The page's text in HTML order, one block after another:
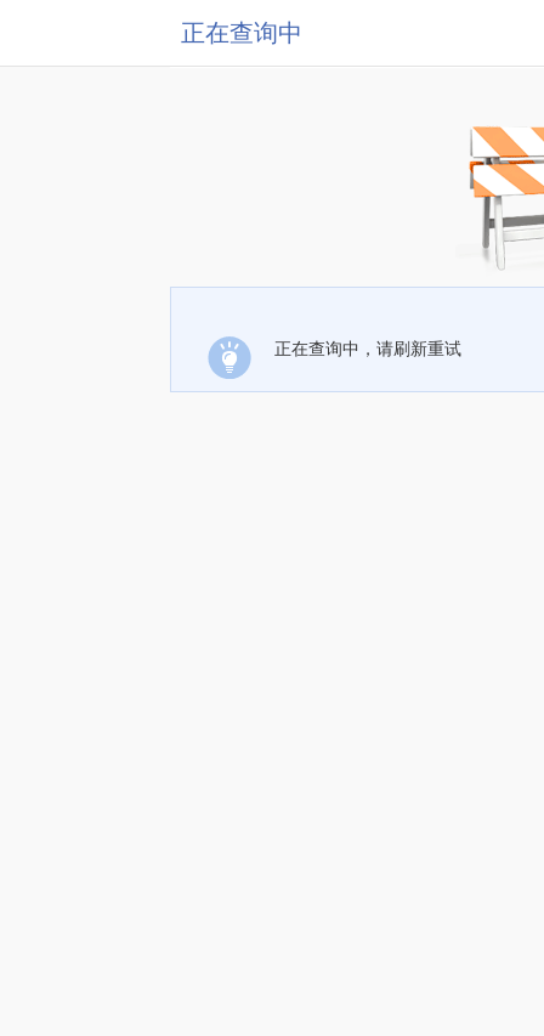
正在查询中
正在查询中，请刷新重试